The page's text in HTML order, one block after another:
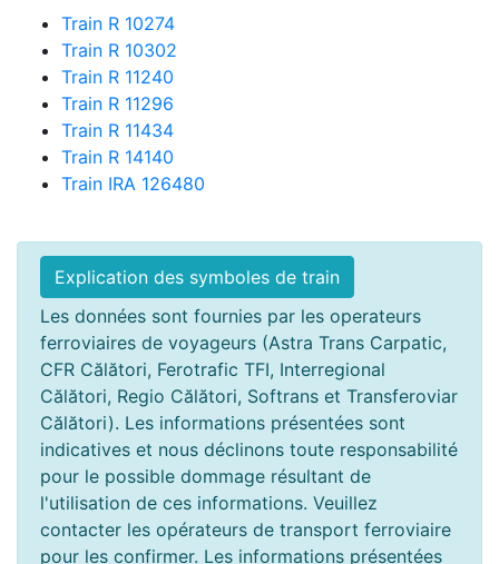
Train R 10274
Train R 10302
Train R 11240
Train R 11296
Train R 11434
Train R 14140
Train IRA 126480
Explication des symboles de train
Les données sont fournies par les operateurs
ferroviaires de voyageurs (Astra Trans Carpatic,
CFR Călători, Ferotrafic TFI, Interregional
Călători, Regio Călători, Softrans et Transferoviar
Călători). Les informations présentées sont
indicatives et nous déclinons toute responsabilité
pour le possible dommage résultant de
l'utilisation de ces informations. Veuillez
contacter les opérateurs de transport ferroviaire
pour les confirmer. Les informations présentées